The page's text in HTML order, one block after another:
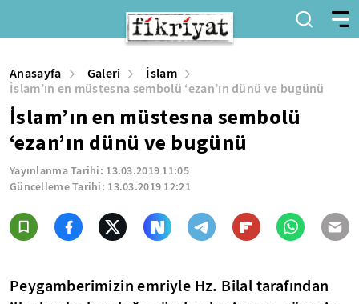
Anasayfa Galeri
İslam
İslam’ın en müstesna sembolü ‘ezan’ın dünü ve bugünü
İslam’ın en müstesna sembolü
‘ezan’ın dünü ve bugünü
Yayınlanma Tarihi: 13.03.2019 11:05
Güncelleme Tarihi: 13.03.2019 12:21
Peygamberimizin emriyle Hz. Bilal tarafından